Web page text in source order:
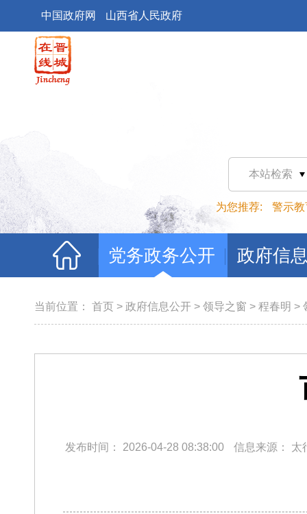
中国政府网 山西省人民政府
本站检索
为您推荐: 警示教
党务政务公开 政府信
当前位置： 首页 > 政府信息公开 > 领导之窗 > 程春明 >
发布时间： 2026-04-28 08:38:00 信息来源： 太